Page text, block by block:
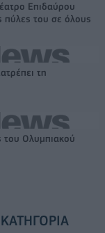
Επιδαύρου
πύλες του σε όλους
τη
του Ολυμπιακού